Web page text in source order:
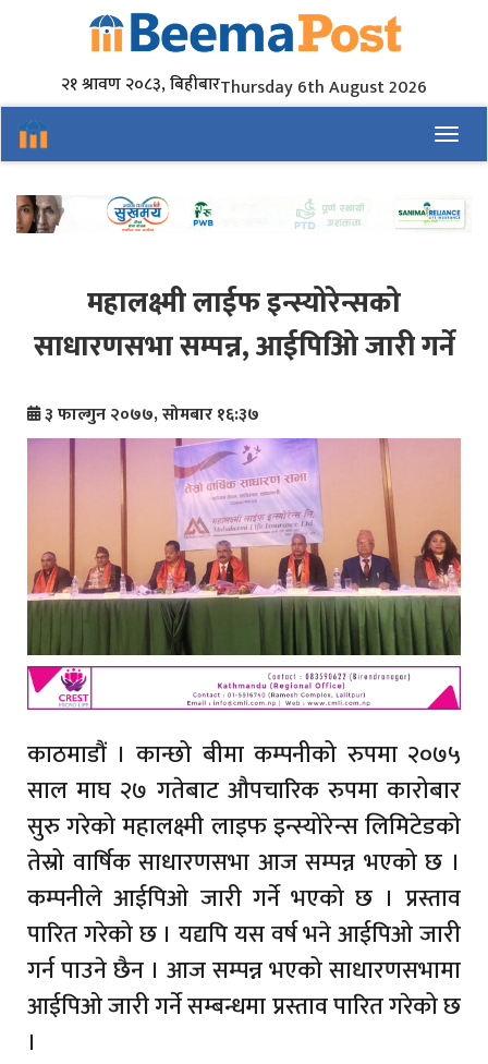
२१ श्रावण २०८३, बिहीबारThursday 6th August 2026
महालक्ष्मी लाईफ इन्स्योरेन्सको
साधारणसभा सम्पन्न, आईपिओि जारी गर्ने
३ फाल्गुन २०७७, सोमबार १६:३७
काठमाडौं । कान्छो बीमा कम्पनीको रुपमा २०७५
साल माघ २७ गतेबाट औपचारिक रुपमा कारोबार
सुरु गरेको महालक्ष्मी लाइफ इन्स्योरेन्स लिमिटेडको
तेस्रो वार्षिक साधारणसभा आज सम्पन्न भएको छ ।
कम्पनीले आईपिओ जारी गर्ने भएको छ । प्रस्ताव
पारित गरेको छ । यद्यपि यस वर्ष भने आईपिओ जारी
गर्न पाउने छैन । आज सम्पन्न भएको साधारणसभामा
आईपिओ जारी गर्ने सम्बन्धमा प्रस्ताव पारित गरेको छ
।